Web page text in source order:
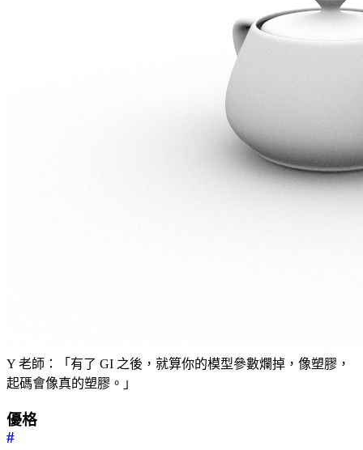
Y 老師：「有了 GI 之後，就算你的模型參數爛掉，像塑膠，
起碼會像真的塑膠。」
優格
#